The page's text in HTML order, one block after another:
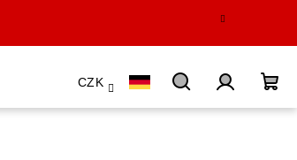
CZK
SuchenLogin